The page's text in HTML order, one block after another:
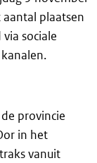
aantal plaatsen
sociale
provincie
in het
vanuit